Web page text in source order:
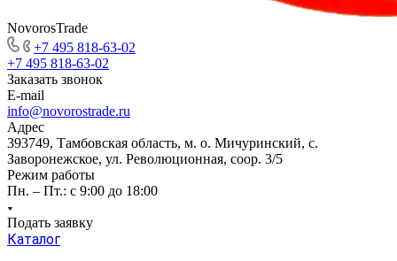
NovorosTrade
+7 495 818-63-02
+7 495 818-63-02
Заказать звонок
E-mail
info@novorostrade.ru
Адрес
393749, Тамбовская область, м. о. Мичуринский, с.
Заворонежское, ул. Революционная, соор. 3/5
Режим работы
Пн. – Пт.: с 9:00 до 18:00
Подать заявку
Каталог